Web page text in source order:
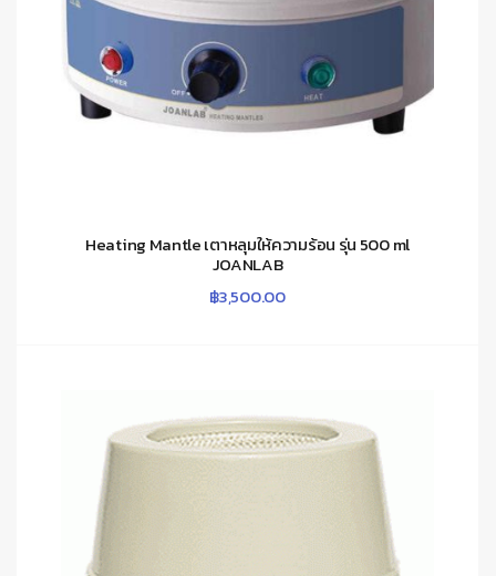
Heating Mantle เตาหลุมให้ความร้อน รุ่น 500 ml
JOANLAB
฿3,500.00